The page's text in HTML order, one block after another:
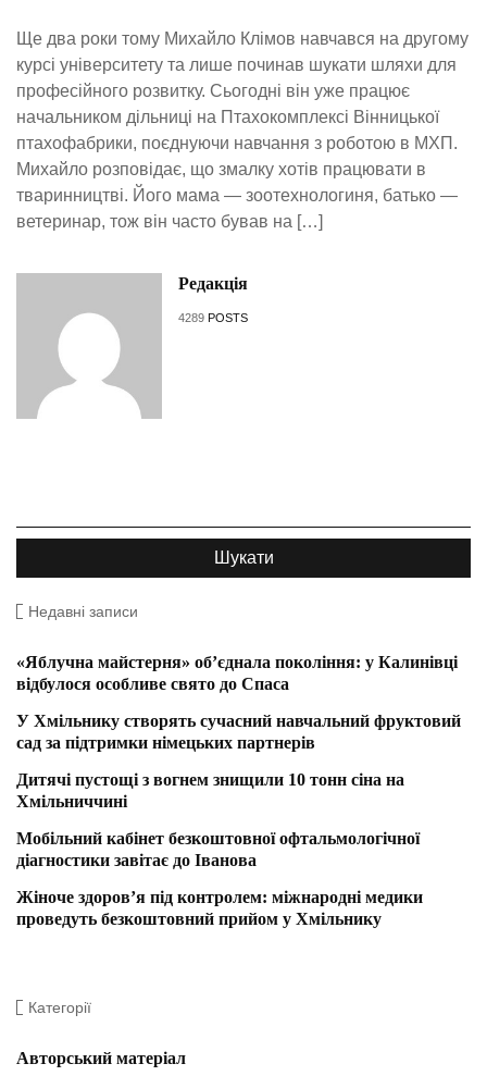
Ще два роки тому Михайло Клімов навчався на другому
курсі університету та лише починав шукати шляхи для
професійного розвитку. Сьогодні він уже працює
начальником дільниці на Птахокомплексі Вінницької
птахофабрики, поєднуючи навчання з роботою в МХП.
Михайло розповідає, що змалку хотів працювати в
тваринництві. Його мама — зоотехнологиня, батько —
ветеринар, тож він часто бував на […]
Редакція
4289 POSTS
Недавні записи
«Яблучна майстерня» об’єднала покоління: у Калинівці
відбулося особливе свято до Спаса
У Хмільнику створять сучасний навчальний фруктовий
сад за підтримки німецьких партнерів
Дитячі пустощі з вогнем знищили 10 тонн сіна на
Хмільниччині
Мобільний кабінет безкоштовної офтальмологічної
діагностики завітає до Іванова
Жіноче здоров’я під контролем: міжнародні медики
проведуть безкоштовний прийом у Хмільнику
Категорії
Авторський матеріал